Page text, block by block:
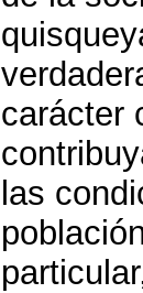
carácter
las